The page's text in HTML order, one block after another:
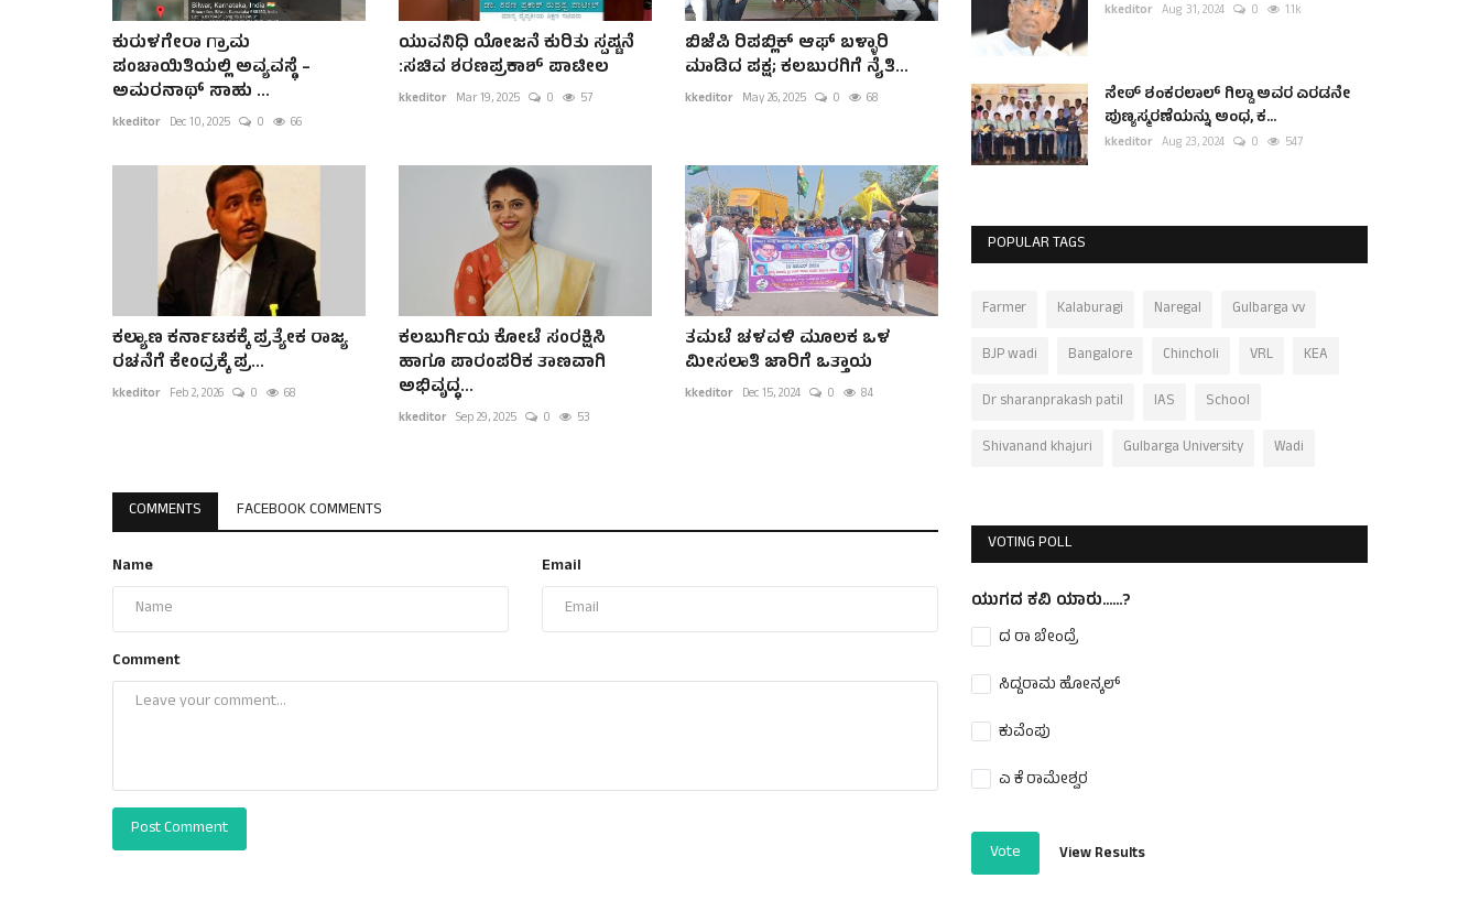
ಕುರುಳಗೇರಾ ಗ್ರಾಮ
ಪಂಚಾಯಿತಿಯಲ್ಲಿ ಅವ್ಯವಸ್ಥೆ –
ಅಮರನಾಥ್ ಸಾಹು ...
kkeditor Dec 10, 2025 0 66
ಯುವನಿಧಿ ಯೋಜನೆ ಕುರಿತು ಸ್ಪಷ್ಟನೆ
:ಸಚಿವ ಶರಣಪ್ರಕಾಶ್ ಪಾಟೀಲ
kkeditor Mar 19, 2025 0 57
ಬಿಜೆಪಿ ರಿಪಬ್ಲಿಕ್ ಆಫ್ ಬಳ್ಳಾರಿ
ಮಾಡಿದ ಪಕ್ಷ; ಕಲಬುರಗಿಗೆ ನೈತಿ...
kkeditor May 26, 2025 0 68
ಕಲ್ಯಾಣ ಕರ್ನಾಟಕಕ್ಕೆ ಪ್ರತ್ಯೇಕ ರಾಜ್ಯ
ರಚನೆಗೆ ಕೇಂದ್ರಕ್ಕೆ ಪ್ರ...
kkeditor Feb 2, 2026 0 68
ಕಲಬುರ್ಗಿಯ ಕೋಟೆ ಸಂರಕ್ಷಿಸಿ
ಹಾಗೂ ಪಾರಂಪರಿಕ ತಾಣವಾಗಿ
ಅಭಿವೃದ್ಧ...
kkeditor Sep 29, 2025 0 53
ತಮಟೆ ಚಳವಳಿ ಮೂಲಕ ಒಳ
ಮೀಸಲಾತಿ ಜಾರಿಗೆ ಒತ್ತಾಯ
kkeditor Dec 15, 2024 0 84
COMMENTS FACEBOOK COMMENTS
Name Email
Comment
Post Comment
kkeditor Aug 31, 2024 0 1.1k
ಸೇಠ್ ಶಂಕರಲಾಲ್ ಗಿಲ್ಡಾ ಅವರ ಎರಡನೇ
ಪುಣ್ಯಸ್ಮರಣೆಯನ್ನು ಅಂಧ, ಕ...
kkeditor Aug 23, 2024 0 547
POPULAR TAGS
Farmer Kalaburagi Naregal
Gulbarga vv
BJP wadi
Bangalore Chincholi VRL
KEA
Dr sharanprakash patil
IAS
School
Shivanand khajuri
Gulbarga University Wadi
VOTING POLL
ಯುಗದ ಕವಿ ಯಾರು......?
ದ ರಾ ಬೇಂದ್ರೆ
ಸಿದ್ದರಾಮ ಹೋನ್ಕಲ್
ಕುವೆಂಪು
ಎ ಕೆ ರಾಮೇಶ್ವರ
Vote View Results